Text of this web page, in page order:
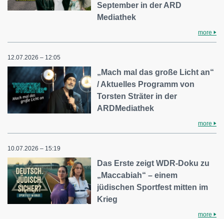
September in der ARD
Mediathek
more
12.07.2026 – 12:05
„Mach mal das große Licht an“
/ Aktuelles Programm von
Torsten Sträter in der
ARDMediathek
more
10.07.2026 – 15:19
Das Erste zeigt WDR-Doku zu
„Maccabiah“ – einem
jüdischen Sportfest mitten im
Krieg
more